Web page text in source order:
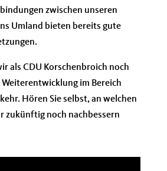
zwischen unseren
Umland bieten bereits gute
als CDU Korschenbroich noch
im Bereich
Hören Sie selbst, an welchen
zukünftig noch nachbessern